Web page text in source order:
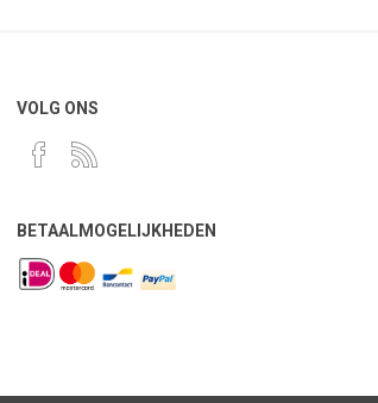
VOLG ONS
BETAALMOGELIJKHEDEN